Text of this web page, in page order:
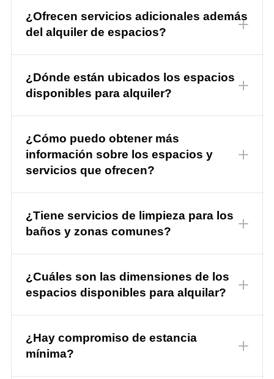
¿Ofrecen servicios adicionales además
del alquiler de espacios?
¿Dónde están ubicados los espacios
disponibles para alquiler?
¿Cómo puedo obtener más
información sobre los espacios y
servicios que ofrecen?
¿Tiene servicios de limpieza para los
baños y zonas comunes?
¿Cuáles son las dimensiones de los
espacios disponibles para alquilar?
¿Hay compromiso de estancia
mínima?